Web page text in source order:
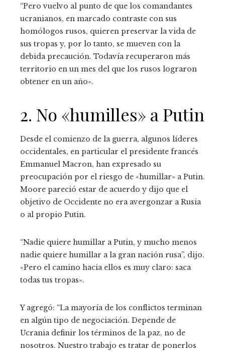
“Pero vuelvo al punto de que los comandantes
ucranianos, en marcado contraste con sus
homólogos rusos, quieren preservar la vida de
sus tropas y, por lo tanto, se mueven con la
debida precaución. Todavía recuperaron más
territorio en un mes del que los rusos lograron
obtener en un año».
2. No «humilles» a Putin
Desde el comienzo de la guerra, algunos líderes
occidentales, en particular el presidente francés
Emmanuel Macron, han expresado su
preocupación por el riesgo de «humillar» a Putin.
Moore pareció estar de acuerdo y dijo que el
objetivo de Occidente no era avergonzar a Rusia
o al propio Putin.
“Nadie quiere humillar a Putin, y mucho menos
nadie quiere humillar a la gran nación rusa”, dijo.
«Pero el camino hacia ellos es muy claro: saca
todas tus tropas».
Y agregó: “La mayoría de los conflictos terminan
en algún tipo de negociación. Depende de
Ucrania definir los términos de la paz, no de
nosotros. Nuestro trabajo es tratar de ponerlos